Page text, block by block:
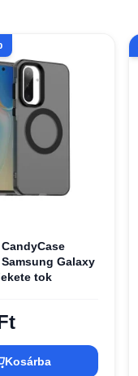
Galaxy
tok
Kosárba